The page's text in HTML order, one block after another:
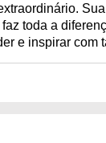
toda a
e inspirar com